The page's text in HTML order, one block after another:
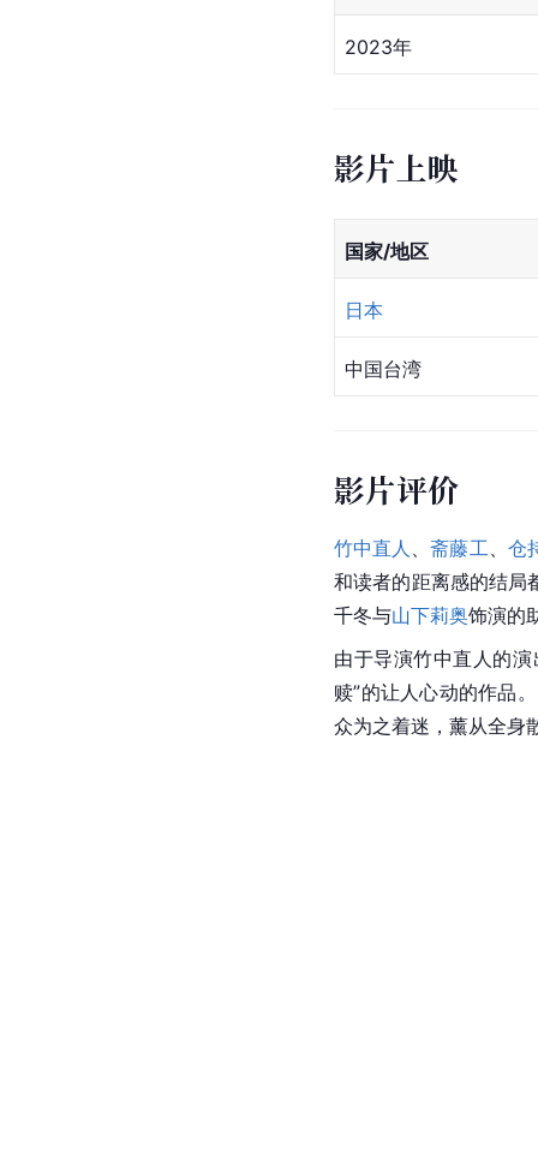
2023年
影片上映
国家/地区
日本
中国台湾
影片评价
竹中直人 、斋藤工、 仓
和读者的距离感的结局
千冬与山下莉奥饰演的
由于导演竹中直人的
赎”的让人心动的作品
众为之着迷，薰从全身